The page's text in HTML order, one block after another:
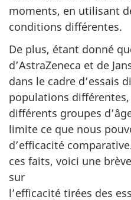
moments, en utilisant
conditions différentes.
De plus, étant donné
d’AstraZeneca et de
dans le cadre d’essais
populations
différents groupes
limite ce que nous
d’efficacité
ces faits, voici une
sur
l’efficacité tirées des